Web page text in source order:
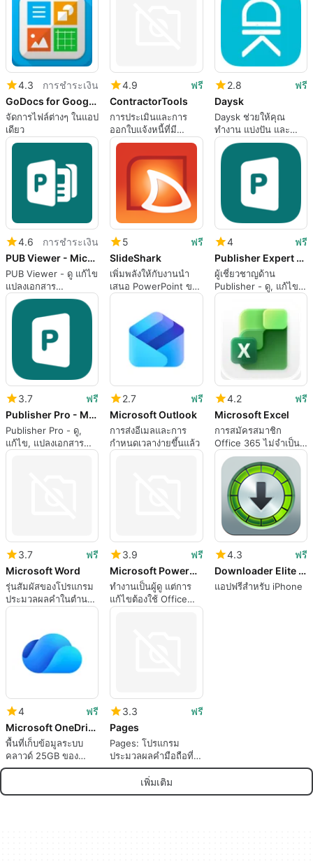
4.3
การชำระเงิน
GoDocs for Google Docs
จัดการไฟล์ต่างๆ ในแอป
เดียว
4.9
ฟรี
ContractorTools
การประเมินและการ
ออกใบแจ้งหนี้ที่มี
ประสิทธิภาพสำหรับ
ผู้รับเหมา
2.8
ฟรี
Daysk
Daysk ช่วยให้คุณ
ทำงาน แบ่งปัน และ
จัดการ
4.6
การชำระเงิน
PUB Viewer - Microsoft Publisher Edition
PUB Viewer - ดู แก้ไข
แปลงเอกสาร
Microsoft Publisher
(.pub) เป็นรูปแบบ
Adobe PDF
5
ฟรี
SlideShark
เพิ่มพลังให้กับงานนำ
เสนอ PowerPoint ของ
คุณ
4
ฟรี
Publisher Expert - Microsoft Publisher Edition
ผู้เชี่ยวชาญด้าน
Publisher - ดู, แก้ไข,
แปลงเอกสาร
Microsoft Publisher
ไปยังรูปแบบ Adobe
PDF และ Apple
Pages
3.7
ฟรี
Publisher Pro - Microsoft Publisher Edition
Publisher Pro - ดู,
แก้ไข, แปลงเอกสาร
Microsoft Publisher
2.7
ฟรี
Microsoft Outlook
การส่งอีเมลและการ
กำหนดเวลาง่ายขึ้นแล้ว
4.2
ฟรี
Microsoft Excel
การสมัครสมาชิก
Office 365 ไม่จำเป็น
ต้องทำให้แอปนี้มี
ประโยชน์อีกต่อไป
3.7
ฟรี
Microsoft Word
รุ่นสัมผัสของโปรแกรม
ประมวลผลคำในตำนาน
ของ Microsoft
3.9
ฟรี
Microsoft PowerPoint
ทำงานเป็นผู้ดู แต่การ
แก้ไขต้องใช้ Office
365
4.3
ฟรี
Downloader Elite Free
แอปฟรีสำหรับ iPhone
4
ฟรี
Microsoft OneDrive
พื้นที่เก็บข้อมูลระบบ
คลาวด์ 25GB ของ
Microsoft บน iOS
3.3
ฟรี
Pages
Pages: โปรแกรม
ประมวลผลคำมือถือที่
ครอบคลุม
เพิ่มเติม